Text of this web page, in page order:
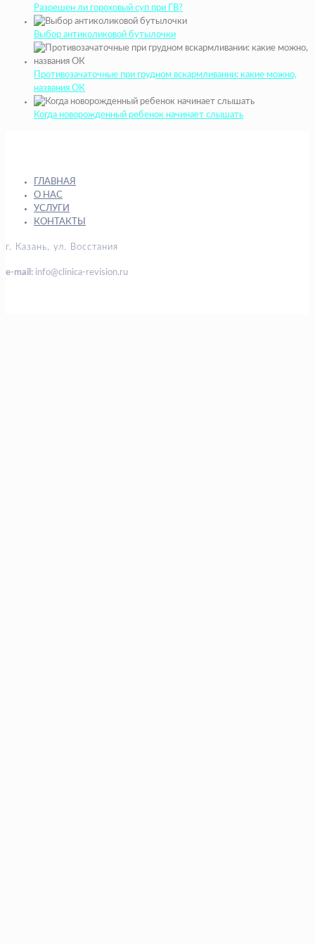
Разрешен ли гороховый суп при ГВ?
Выбор антиколиковой бутылочки
Противозачаточные при грудном вскармливании: какие можно,
названия ОК
Когда новорожденный ребенок начинает слышать
ГЛАВНАЯ
О НАС
УСЛУГИ
КОНТАКТЫ
г. Казань, ул. Восстания
e-mail: info@clinica-revision.ru